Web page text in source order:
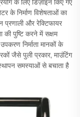
के लिए डिज़ाइन किए गए
के निर्माण विशेषताओं का
प्रणाली और रेक्टिफायर
की पुष्टि करने में सक्षम
निर्माता मानकों के
जैसे पुली प्रकार, माउंटिंग
समस्याओं से बचाता है